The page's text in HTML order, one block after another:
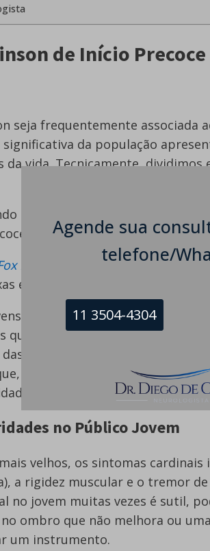
Agende sua
telefone/
11 3504-4304
de Início Precoce
seja frequentemente associada
da população
da vida. Tecnicamente, dividimos
o início ocorre antes dos 21 anos)
(entre os 21 e 50 anos).
Foundation
, cerca de 10% dos
etárias mais jovens.
apresentam uma evolução
que, embora os sintomas
dificuldades cognitivas e de
com o gerenciamento correto,
profissional por períodos
no Público Jovem
velhos, os sintomas cardinais
a rigidez muscular e o tremor
no jovem muitas vezes é sutil,
ombro que não melhora ou
um instrumento.